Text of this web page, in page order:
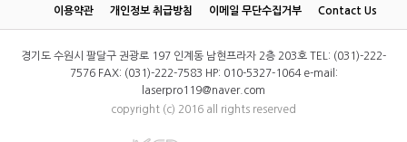
이용약관 개인정보 취급방침 이메일 무단수집거부 Contact Us
경기도 수원시 팔달구 권광로 197 인계동 남현프라자 2층 203호 TEL: (031)-222-
7576 FAX: (031)-222-7583 HP: 010-5327-1064 e-mail:
laserpro119@naver.com
copyright (c) 2016 all rights reserved